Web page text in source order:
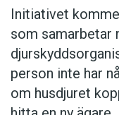
Initiativet
som samarbetar
person inte har
om husdjuret